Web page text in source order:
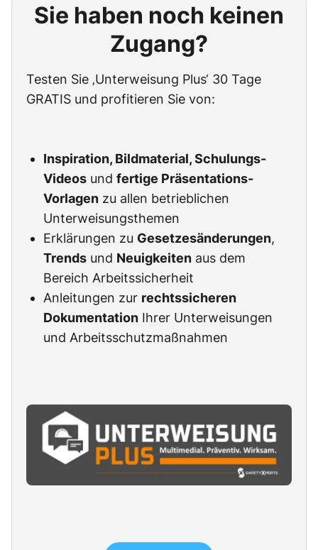
Sie haben noch keinen
Zugang?
Testen Sie ‚Unterweisung Plus‘ 30 Tage
GRATIS und profitieren Sie von:
Inspiration, Bildmaterial, Schulungs-
Videos und fertige Präsentations-
Vorlagen zu allen betrieblichen
Unterweisungsthemen
Erklärungen zu Gesetzesänderungen,
Trends und Neuigkeiten aus dem
Bereich Arbeitssicherheit
Anleitungen zur rechtssicheren
Dokumentation Ihrer Unterweisungen
und Arbeitsschutzmaßnahmen